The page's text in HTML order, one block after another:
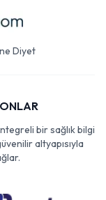
Diyet
bir sağlık bilgi
altyapısıyla